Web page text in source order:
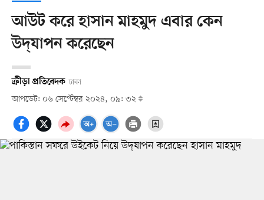
আউট করে হাসান মাহমুদ এবার কেন
উদ্‌যাপন করেছেন
ক্রীড়া প্রতিবেদক ঢাকা
আপডেট: ০৬ সেপ্টেম্বর ২০২৪, ০৯: ৩২